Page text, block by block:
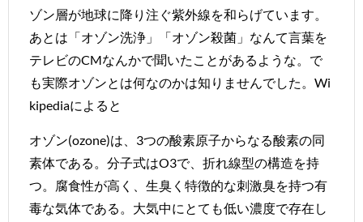
ゾン層が地球に降り注ぐ紫外線を和らげています。
あとは「オゾン洗浄」「オゾン殺菌」なんて言葉を
テレビのCMなんかで聞いたことがあるような。で
も実際オゾンとは何なのかは知りませんでした。Wi
kipediaによると
オゾン(ozone)は、3つの酸素原子からなる酸素の同
素体である。分子式はO3で、折れ線型の構造を持
つ。腐食性が高く、生臭く特徴的な刺激臭を持つ有
毒な気体である。大気中にとても低い濃度で存在し